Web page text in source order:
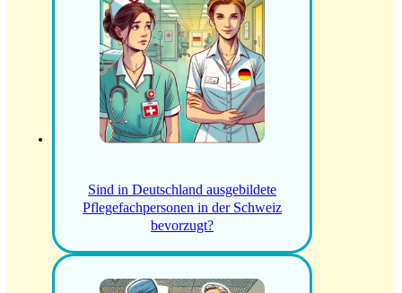
Sind in Deutschland ausgebildete
Pflegefachpersonen in der Schweiz
bevorzugt?